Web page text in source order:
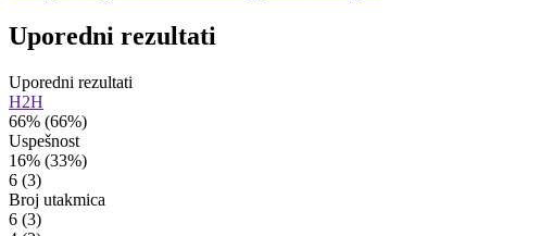
Uporedni rezultati
Uporedni rezultati
H2H
66% (66%)
Uspešnost
16% (33%)
6 (3)
Broj utakmica
6 (3)